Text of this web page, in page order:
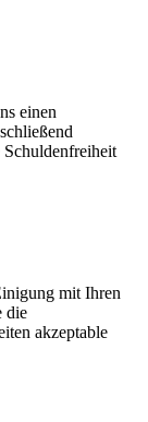
einen
mit Ihren
die
akzeptable